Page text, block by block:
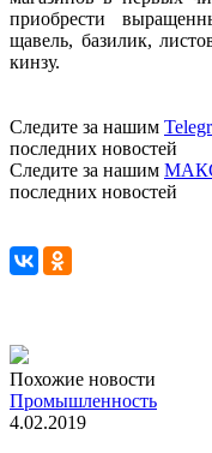
приобрести
щавель, базилик,
кинзу.
Следите за нашим
последних новостей
Следите за нашим
последних новостей
Похожие новости
Промышленность
4.02.2019